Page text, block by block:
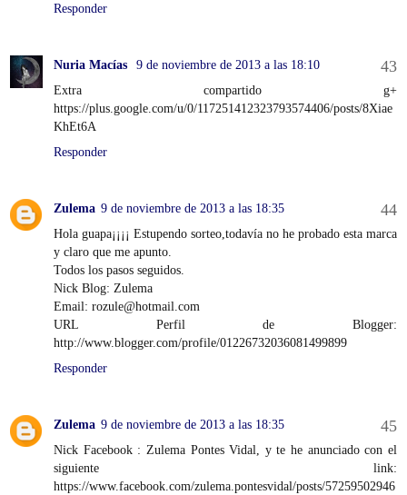
Responder
Nuria Macías
9 de noviembre de 2013 a las 18:10
Extra compartido g+
https://plus.google.com/u/0/117251412323793574406/posts/8Xiae
KhEt6A
Responder
Zulema 9 de noviembre de 2013 a las 18:35
Hola guapa¡¡¡¡ Estupendo sorteo,todavía no he probado esta marca
y claro que me apunto.
Todos los pasos seguidos.
Nick Blog: Zulema
Email: rozule@hotmail.com
URL Perfil de Blogger:
http://www.blogger.com/profile/01226732036081499899
Responder
Zulema 9 de noviembre de 2013 a las 18:35
Nick Facebook : Zulema Pontes Vidal, y te he anunciado con el
siguiente link:
https://www.facebook.com/zulema.pontesvidal/posts/57259502946